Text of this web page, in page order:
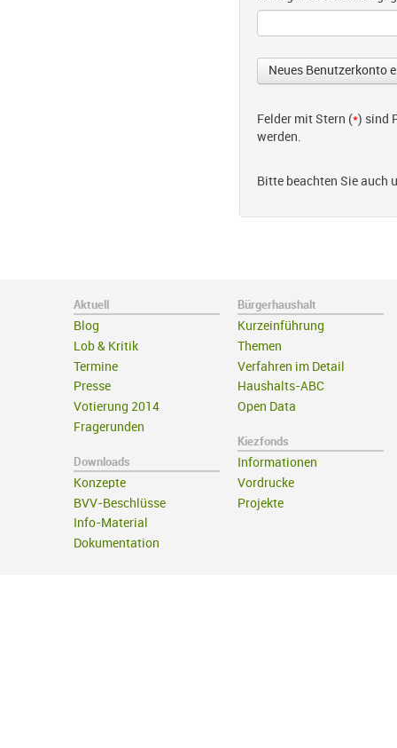
Felder mit Stern (*) sind
werden.
Bitte beachten Sie auch
Aktuell
Blog
Lob & Kritik
Termine
Presse
Votierung 2014
Fragerunden
Downloads
Konzepte
BVV-Beschlüsse
Info-Material
Dokumentation
Bürgerhaushalt
Kurzeinführung
Themen
Verfahren im Detail
Haushalts-ABC
Open Data
Kiezfonds
Informationen
Vordrucke
Projekte